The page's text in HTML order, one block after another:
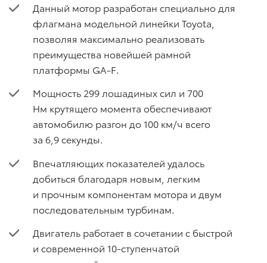
Данный мотор разработан специально для
флагмана модельной линейки Toyota,
позволяя максимально реализовать
преимущества новейшей рамной
платформы GA-F.
Мощность 299 лошадиных сил и 700
Нм крутящего момента обеспечивают
автомобилю разгон до 100 км/ч всего
за 6,9 секунды.
Впечатляющих показателей удалось
добиться благодаря новым, легким
и прочным компонентам мотора и двум
последовательным турбинам.
Двигатель работает в сочетании с быстрой
и современной 10-ступенчатой